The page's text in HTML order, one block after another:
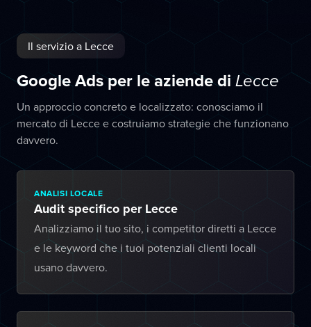
Il servizio a Lecce
Google Ads per le aziende di Lecce
Un approccio concreto e localizzato: conosciamo il
mercato di Lecce e costruiamo strategie che funzionano
davvero.
ANALISI LOCALE
Audit specifico per Lecce
Analizziamo il tuo sito, i competitor diretti a Lecce
e le keyword che i tuoi potenziali clienti locali
usano davvero.